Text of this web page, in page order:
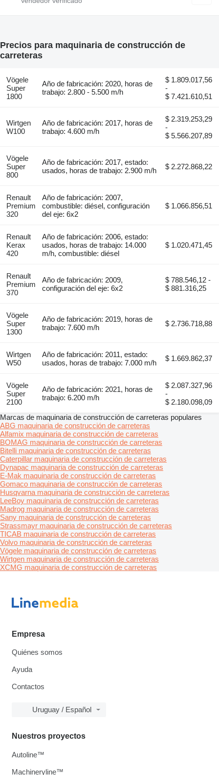
Precios para maquinaria de construcción de
carreteras
Vögele
Super
1800
Año de fabricación: 2020, horas de
trabajo: 2.800 - 5.500 m/h
$ 1.809.017,56
-
$ 7.421.610,51
Wirtgen
W100
Año de fabricación: 2017, horas de
trabajo: 4.600 m/h
$ 2.319.253,29
-
$ 5.566.207,89
Vögele
Super
800
Año de fabricación: 2017, estado:
usados, horas de trabajo: 2.900 m/h
$ 2.272.868,22
Renault
Premium
320
Año de fabricación: 2007,
combustible: diésel, configuración
del eje: 6x2
$ 1.066.856,51
Renault
Kerax
420
Año de fabricación: 2006, estado:
usados, horas de trabajo: 14.000
m/h, combustible: diésel
$ 1.020.471,45
Renault
Premium
370
Año de fabricación: 2009,
configuración del eje: 6x2
$ 788.546,12 -
$ 881.316,25
Vögele
Super
1300
Año de fabricación: 2019, horas de
trabajo: 7.600 m/h
$ 2.736.718,88
Wirtgen
W50
Año de fabricación: 2011, estado:
usados, horas de trabajo: 7.000 m/h
$ 1.669.862,37
Vögele
Super
2100
Año de fabricación: 2021, horas de
trabajo: 6.200 m/h
$ 2.087.327,96
-
$ 2.180.098,09
Marcas de maquinaria de construcción de carreteras populares
ABG maquinaria de construcción de carreteras
Alfamix maquinaria de construcción de carreteras
BOMAG maquinaria de construcción de carreteras
Bitelli maquinaria de construcción de carreteras
Caterpillar maquinaria de construcción de carreteras
Dynapac maquinaria de construcción de carreteras
E-Mak maquinaria de construcción de carreteras
Gomaco maquinaria de construcción de carreteras
Husqvarna maquinaria de construcción de carreteras
LeeBoy maquinaria de construcción de carreteras
Madrog maquinaria de construcción de carreteras
Sany maquinaria de construcción de carreteras
Strassmayr maquinaria de construcción de carreteras
TICAB maquinaria de construcción de carreteras
Volvo maquinaria de construcción de carreteras
Vögele maquinaria de construcción de carreteras
Wirtgen maquinaria de construcción de carreteras
XCMG maquinaria de construcción de carreteras
Empresa
Quiénes somos
Ayuda
Contactos
Uruguay / Español
Nuestros proyectos
Autoline™
Machineryline™